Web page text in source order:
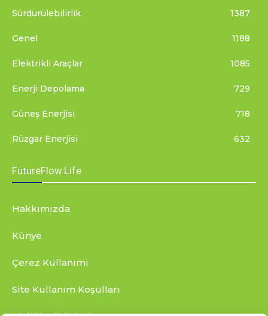
Sürdürülebilirlik 1387
Genel 1188
Elektrikli Araçlar 1085
Enerji Depolama 729
Güneş Enerjisi 718
Rüzgar Enerjisi 632
FutureFlow.Life
Hakkımızda
Künye
Çerez Kullanımı
Site Kullanım Koşulları